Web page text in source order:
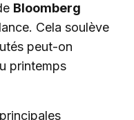
Bloomberg
Cela soulève
peut-on
printemps